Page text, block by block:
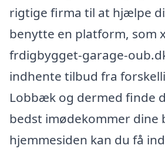
rigtige firma til at hjælpe
benytte en platform, som
frdigbygget-garage-
indhente tilbud fra
Lobbæk og dermed finde
bedst imødekommer dine
hjemmesiden kan du få